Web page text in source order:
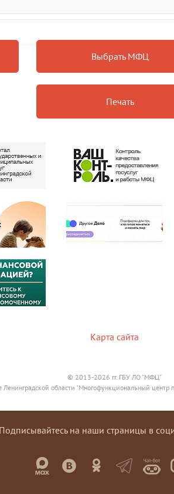
Выбрать МФЦ
Печать
Карта сайта
© 2013-2026 гг. ГБУ ЛО "МФЦ"
области "Многофункциональный центр
Подписывайтесь на наши страницы в